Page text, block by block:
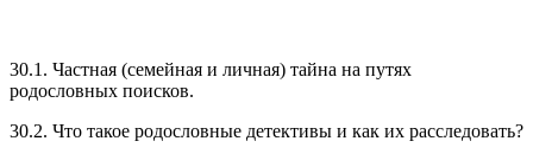
30.1. Частная (семейная и личная) тайна на путях
родословных поисков.
30.2. Что такое родословные детективы и как их расследовать?